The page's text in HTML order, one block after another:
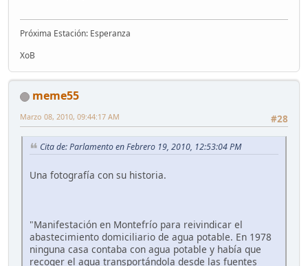
Próxima Estación: Esperanza
XoB
meme55
#28
Marzo 08, 2010, 09:44:17 AM
Cita de: Parlamento en Febrero 19, 2010, 12:53:04 PM
Una fotografía con su historia.
"Manifestación en Montefrío para reivindicar el
abastecimiento domiciliario de agua potable. En 1978
ninguna casa contaba con agua potable y había que
recoger el agua transportándola desde las fuentes